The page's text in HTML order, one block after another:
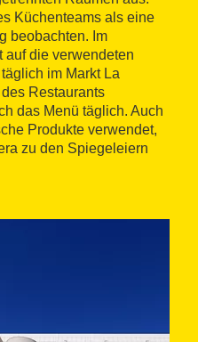
Küchenteams als eine
beobachten. Im
auf die verwendeten
im Markt La
Restaurants
das Menü täglich. Auch
Produkte verwendet,
zu den Spiegeleiern